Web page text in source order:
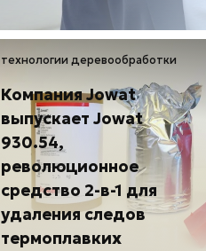
технологии деревообработки
Компания Jowat
выпускает Jowat
930.54,
революционное
средство 2-в-1 для
удаления следов
термоплавких